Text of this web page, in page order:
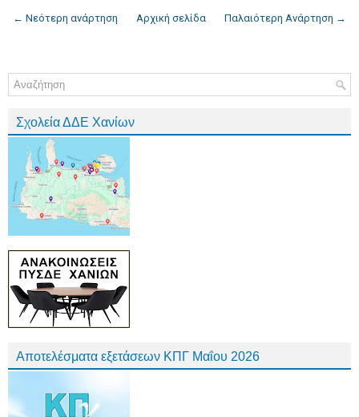
← Νεότερη ανάρτηση Παλαιότερη Ανάρτηση →
Αρχική σελίδα
Σχολεία ΔΔΕ Χανίων
Αποτελέσματα εξετάσεων ΚΠΓ Μαΐου 2026